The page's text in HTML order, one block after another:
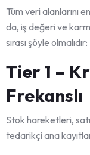
Tüm veri alanlarını
da, iş değeri ve
sırası şöyle olmalıdır:
Tier 1 –
Frekanslı
Stok hareketleri,
tedarikçi ana